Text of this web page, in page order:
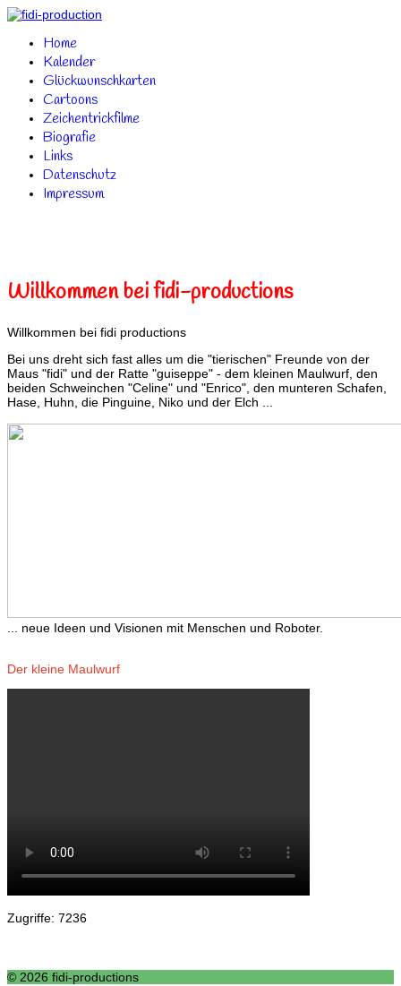
Home
Kalender
Glückwunschkarten
Cartoons
Zeichentrickfilme
Biografie
Links
Datenschutz
Impressum
Willkommen bei fidi-productions
Willkommen bei fidi productions
Bei uns dreht sich fast alles um die "tierischen" Freunde von der
Maus "fidi" und der Ratte "guiseppe" - dem kleinen Maulwurf, den
beiden Schweinchen "Celine" und "Enrico", den munteren Schafen,
Hase, Huhn, die Pinguine, Niko und der Elch ...
... neue Ideen und Visionen mit Menschen und Roboter.
Der kleine Maulwurf
Zugriffe: 7236
© 2026 fidi-productions